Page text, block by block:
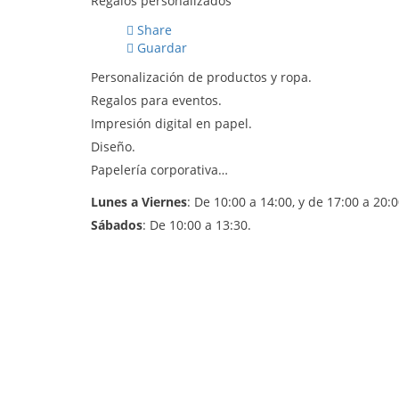
Share
Guardar
Personalización de productos y ropa.
Regalos para eventos.
Impresión digital en papel.
Diseño.
Papelería corporativa…
Lunes a Viernes: De 10:00 a 14:00, y de 17:00 a
Sábados: De 10:00 a 13:30.